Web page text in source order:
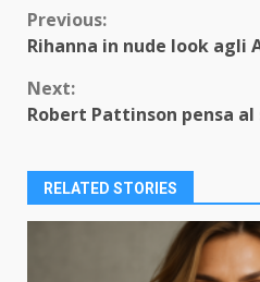
Continue
Previous:
Rihanna in nude look agli
Next:
Robert Pattinson pensa
RELATED STORIES